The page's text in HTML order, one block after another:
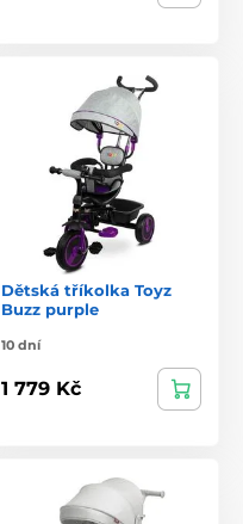
Dětská tříkolka Toyz
Buzz purple
10 dní
1 779 Kč